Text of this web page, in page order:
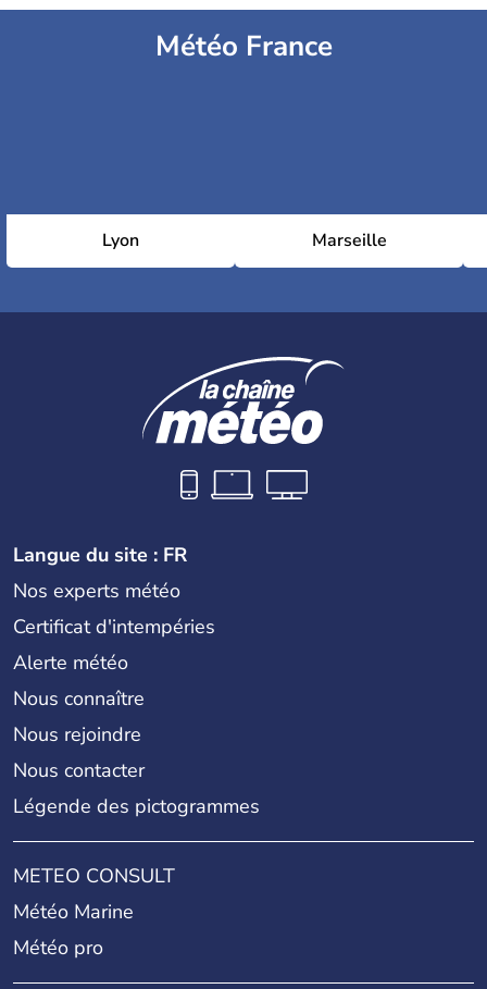
Météo France
Lyon Marseille
Langue du site : FR
Nos experts météo
Certificat d'intempéries
Alerte météo
Nous connaître
Nous rejoindre
Nous contacter
Légende des pictogrammes
METEO CONSULT
Météo Marine
Météo pro